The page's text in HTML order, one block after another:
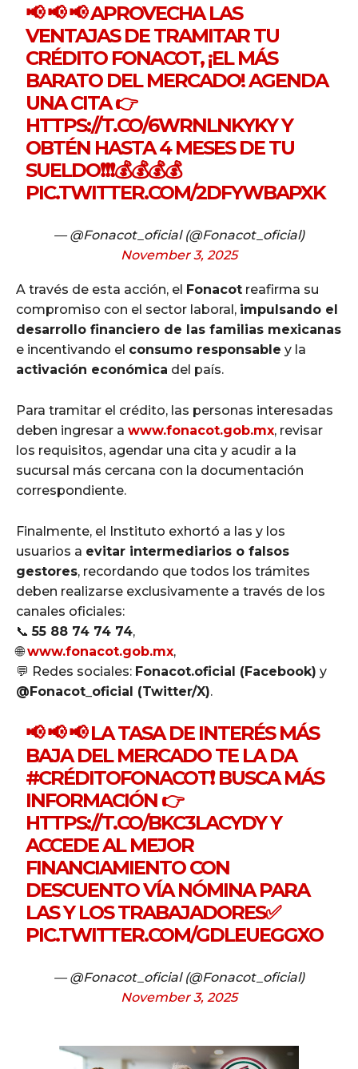
📢 📢 📢 APROVECHA LAS
VENTAJAS DE TRAMITAR TU
CRÉDITO FONACOT, ¡EL MÁS
BARATO DEL MERCADO! AGENDA
UNA CITA 👉
HTTPS://T.CO/6WRNLNKYKYY
OBTÉN HASTA 4 MESES DE TU
SUELDO❗❗❗💰💰💰💰
PIC.TWITTER.COM/2DFYWBAPXK
— @Fonacot_oficial (@Fonacot_oficial)
November 3, 2025
A través de esta acción, el Fonacot reafirma su
compromiso con el sector laboral, impulsando el
desarrollo financiero de las familias mexicanas
e incentivando el consumo responsable y la
activación económica del país.
Para tramitar el crédito, las personas interesadas
deben ingresar a www.fonacot.gob.mx, revisar
los requisitos, agendar una cita y acudir a la
sucursal más cercana con la documentación
correspondiente.
Finalmente, el Instituto exhortó a las y los
usuarios a evitar intermediarios o falsos
gestores, recordando que todos los trámites
deben realizarse exclusivamente a través de los
canales oficiales:
📞55 88 74 74 74,
🌐www.fonacot.gob.mx,
💬 Redes sociales: Fonacot.oficial (Facebook) y
@Fonacot_oficial (Twitter/X).
📢 📢 📢 LA TASA DE INTERÉS MÁS
BAJA DEL MERCADO TE LA DA
#CRÉDITOFONACOT❗️ BUSCA MÁS
INFORMACIÓN 👉
HTTPS://T.CO/BKC3LACYDYY
ACCEDE AL MEJOR
FINANCIAMIENTO CON
DESCUENTO VÍA NÓMINA PARA
LAS Y LOS TRABAJADORES✅
PIC.TWITTER.COM/GDLEUEGGXO
— @Fonacot_oficial (@Fonacot_oficial)
November 3, 2025